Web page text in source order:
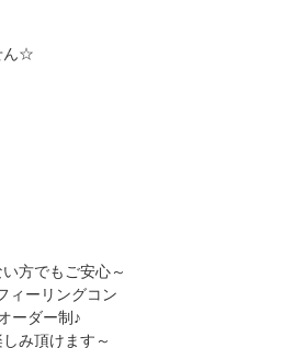
ん☆
方でもご安心～
ーダー制♪
み頂けます～